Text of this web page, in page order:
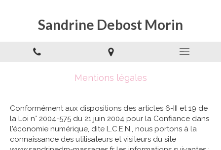
Sandrine Debost Morin
Mentions légales
Conformément aux dispositions des articles 6-III et 19 de
la Loi n° 2004-575 du 21 juin 2004 pour la Confiance dans
l'économie numérique, dite L.C.E.N., nous portons à la
connaissance des utilisateurs et visiteurs du site